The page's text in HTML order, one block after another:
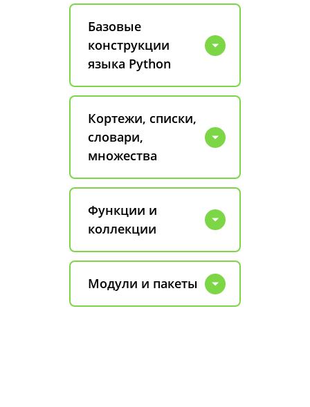
Базовые
конструкции
языка Python
Кортежи, списки,
словари,
множества
Функции и
коллекции
Модули и пакеты